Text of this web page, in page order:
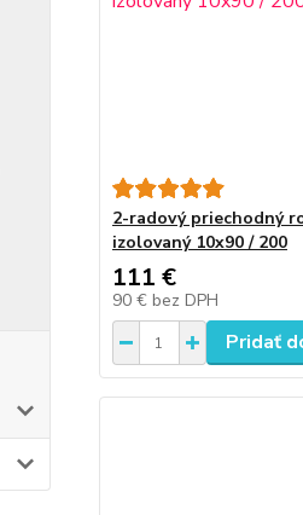
2-radový priechodný
izolovaný 10x90 / 200
111 €
90 € bez DPH
Pridať